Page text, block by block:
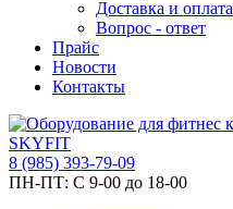
Доставка и оплата
Вопрос - ответ
Прайс
Новости
Контакты
8 (985) 393-79-09
ПН-ПТ: С 9-00 до 18-00